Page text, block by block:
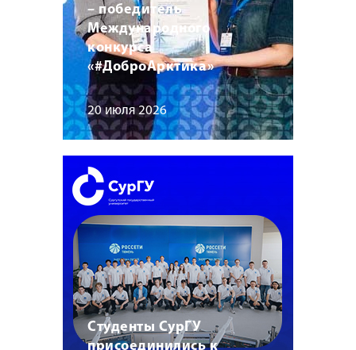
– победитель
Международного
конкурса
«#ДоброАрктика»
20 июля 2026
Студенты СурГУ
присоединились к